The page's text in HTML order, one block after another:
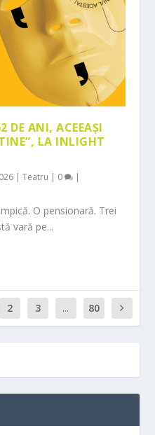
DE ANI, ACEEAȘI
LA INLIGHT
|Teatru | 0 |
O pensionară. Trei
vară pe...
2 3 ... 80